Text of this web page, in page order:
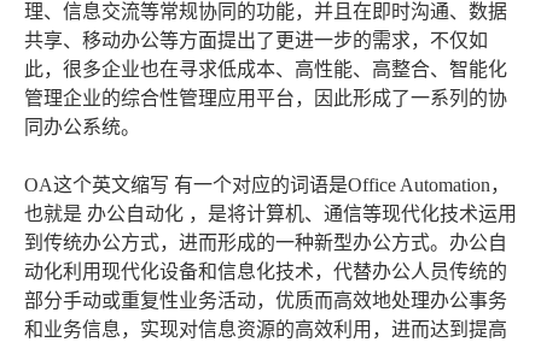
理、信息交流等常规协同的功能，并且在即时沟通、数据
共享、移动办公等方面提出了更进一步的需求，不仅如
此，很多企业也在寻求低成本、高性能、高整合、智能化
管理企业的综合性管理应用平台，因此形成了一系列的协
同办公系统。
OA这个英文缩写 有一个对应的词语是Office Automation，
也就是 办公自动化 ，是将计算机、通信等现代化技术运用
到传统办公方式，进而形成的一种新型办公方式。办公自
动化利用现代化设备和信息化技术，代替办公人员传统的
部分手动或重复性业务活动，优质而高效地处理办公事务
和业务信息，实现对信息资源的高效利用，进而达到提高